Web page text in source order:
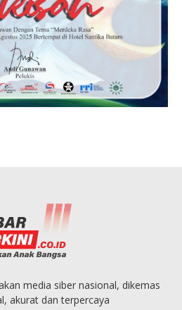
media siber nasional, dikemas
akurat dan terpercaya